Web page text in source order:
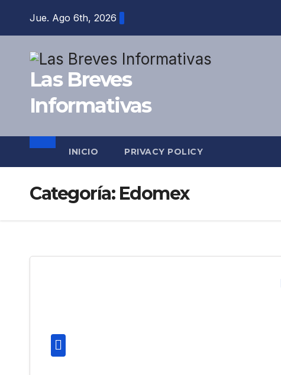
Jue. Ago 6th, 2026
Las Breves
Informativas
INICIO PRIVACY POLICY
Categoría: Edomex